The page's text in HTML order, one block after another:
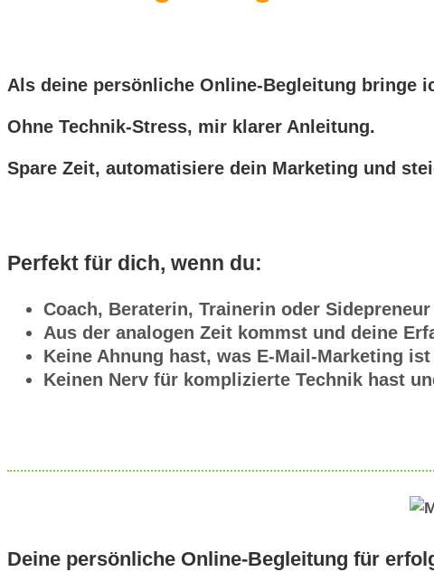
Als deine persönliche Online-Begleitung bringe
Ohne Technik-Stress, mir klarer Anleitung.
Spare Zeit, automatisiere dein Marketing und
Perfekt für dich, wenn du:
Coach, Beraterin, Trainerin oder
Aus der analogen Zeit kommst und deine
Keine Ahnung hast, was E-Mail-Marketing
Keinen Nerv für komplizierte Technik hast
Deine persönliche Online-Begleitung für